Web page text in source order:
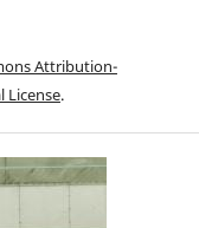
Attribution-
License.